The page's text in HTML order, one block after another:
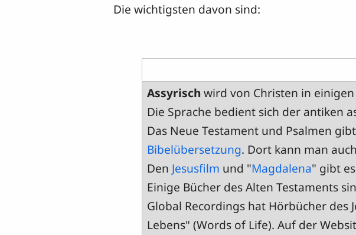
Die wichtigsten davon sind:
Assyrisch wird von Christen in
Die Sprache bedient sich der antiken
Das Neue Testament und Psalmen
Bibelübersetzung. Dort kann man
Den Jesusfilm und "Magdalena" gibt
Einige Bücher des Alten Testaments
Global Recordings hat Hörbücher des
Lebens" (Words of Life). Auf der